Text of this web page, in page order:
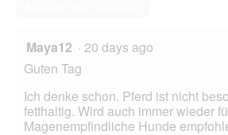
Maya12 · 20 days ago
Guten Tag
Ich denke schon. Pferd ist nicht
fetthaltig. Wird auch immer wieder
Magenempfindliche Hunde